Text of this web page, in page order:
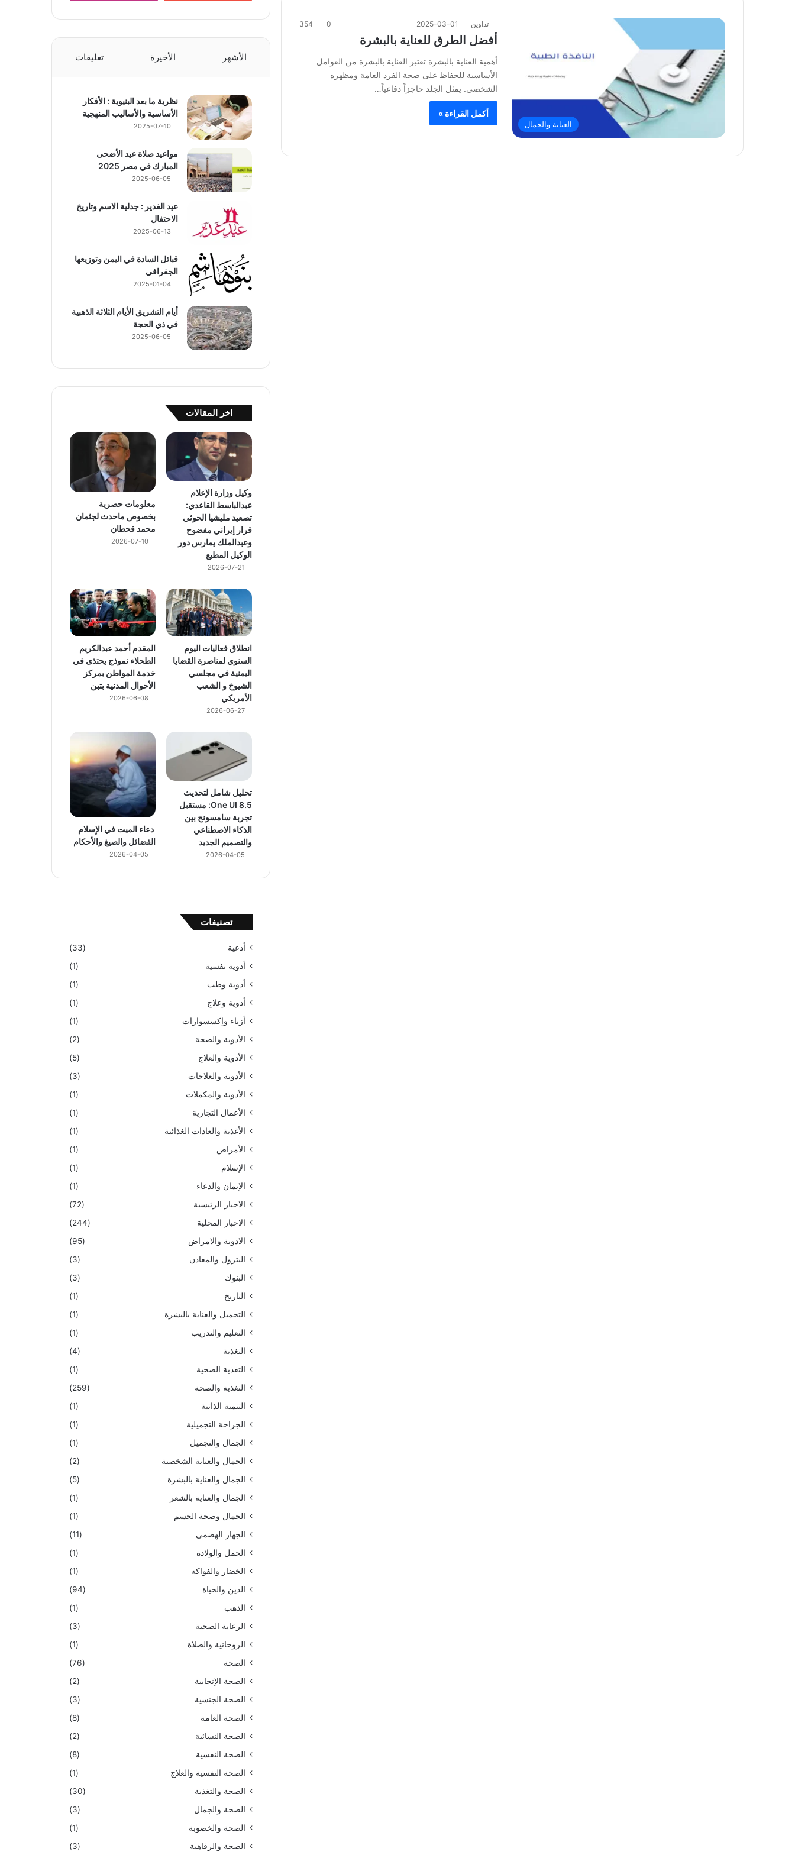
العناية والجمال
تداوين 2025-03-01
0
354
أفضل الطرق للعناية بالبشرة
أهمية العناية بالبشرة تعتبر العناية بالبشرة من العوامل
الأساسية للحفاظ على صحة الفرد العامة ومظهره
الشخصي. يمثل الجلد حاجزاً دفاعياً…
أكمل القراءة »
الأشهر الأخيرة تعليقات
نظرية ما بعد البنيوية : الأفكار
الأساسية والأساليب المنهجية
2025-07-10
مواعيد صلاة عيد الأضحى
المبارك في مصر 2025
2025-06-05
عيد الغدير : جدلية الاسم وتاريخ
الاحتفال
2025-06-13
قبائل السادة في اليمن وتوزيعها
الجغرافي
2025-01-04
أيام التشريق الأيام الثلاثة الذهبية
في ذي الحجة
2025-06-05
اخر المقالات
وكيل وزارة الإعلام
عبدالباسط القاعدي:
تصعيد مليشيا الحوثي
قرار إيراني مفضوح
وعبدالملك يمارس دور
الوكيل المطيع
2026-07-21
معلومات حصرية
بخصوص ماحدث لجثمان
محمد قحطان
2026-07-10
انطلاق فعاليات اليوم
السنوي لمناصرة القضايا
اليمنية في مجلسي
الشيوخ و الشعب
الأمريكي
2026-06-27
المقدم أحمد عبدالكريم
الطحلاء نموذج يحتذى في
خدمة المواطن بمركز
الأحوال المدنية بتبن
2026-06-08
تحليل شامل لتحديث
One UI 8.5: مستقبل
تجربة سامسونج بين
الذكاء الاصطناعي
والتصميم الجديد
2026-04-05
دعاء الميت في الإسلام
الفضائل والصيغ والأحكام
2026-04-05
تصنيفات
أدعية
(33)
أدوية نفسية
(1)
أدوية وطب
(1)
أدوية وعلاج
(1)
أزياء وإكسسوارات
(1)
الأدوية والصحة
(2)
الأدوية والعلاج
(5)
الأدوية والعلاجات
(3)
الأدوية والمكملات
(1)
الأعمال التجارية
(1)
الأغذية والعادات الغذائية
(1)
الأمراض
(1)
الإسلام
(1)
الإيمان والدعاء
(1)
الاخبار الرئيسية
(72)
الاخبار المحلية
(244)
الادوية والامراض
(95)
البترول والمعادن
(3)
البنوك
(3)
التاريخ
(1)
التجميل والعناية بالبشرة
(1)
التعليم والتدريب
(1)
التغذية
(4)
التغذية الصحية
(1)
التغذية والصحة
(259)
التنمية الذاتية
(1)
الجراحة التجميلية
(1)
الجمال والتجميل
(1)
الجمال والعناية الشخصية
(2)
الجمال والعناية بالبشرة
(5)
الجمال والعناية بالشعر
(1)
الجمال وصحة الجسم
(1)
الجهاز الهضمي
(11)
الحمل والولادة
(1)
الخضار والفواكه
(1)
الدين والحياة
(94)
الذهب
(1)
الرعاية الصحية
(3)
الروحانية والصلاة
(1)
الصحة
(76)
الصحة الإنجابية
(2)
الصحة الجنسية
(3)
الصحة العامة
(8)
الصحة النسائية
(2)
الصحة النفسية
(8)
الصحة النفسية والعلاج
(1)
الصحة والتغذية
(30)
الصحة والجمال
(3)
الصحة والخصوبة
(1)
الصحة والرفاهية
(3)